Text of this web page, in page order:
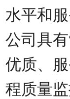
水平和
公司具
优质、
程质量